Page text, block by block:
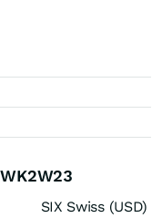
SIX Swiss (USD)